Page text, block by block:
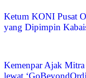
Ketum KONI Pusat
yang Dipimpin
Kemenpar Ajak Mitra
lewat